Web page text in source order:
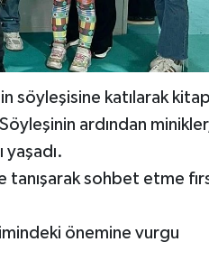
söyleşisine katılarak
ardından
yaşadı.
sohbet etme
önemine vurgu